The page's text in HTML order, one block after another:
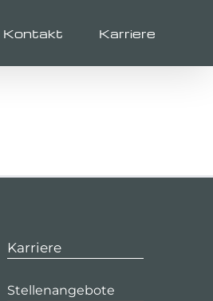
Kontakt Karriere
Karriere
Stellenangebote